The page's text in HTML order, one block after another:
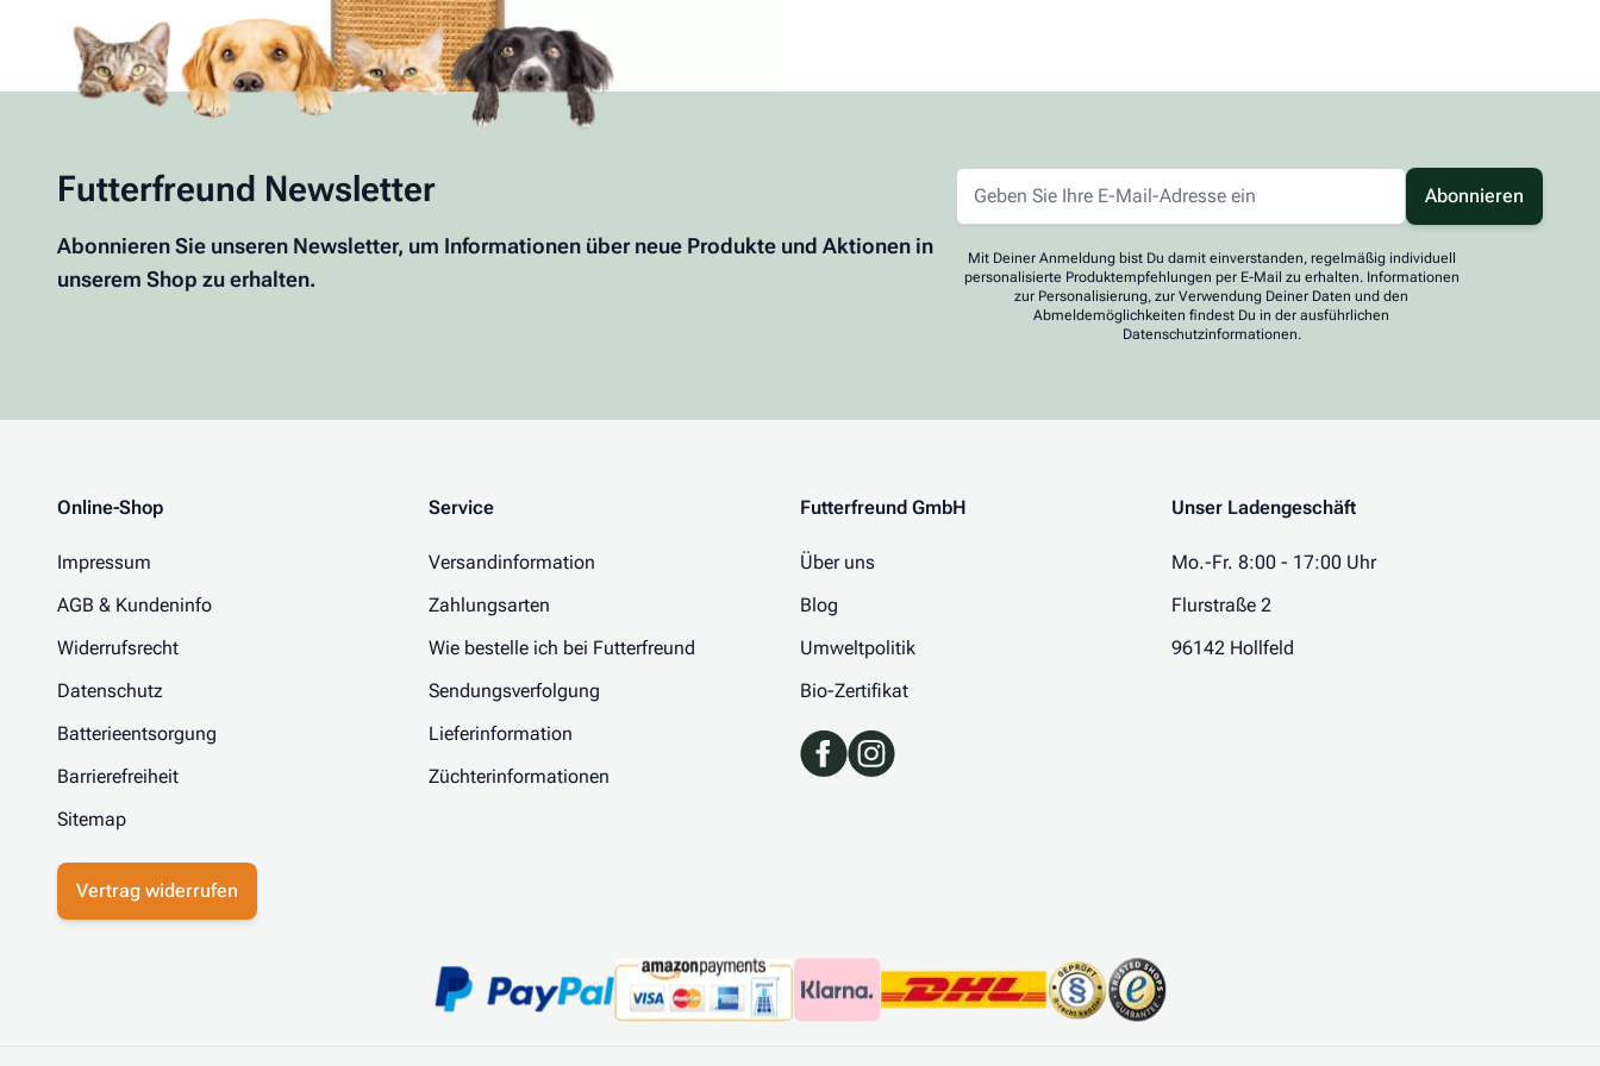
Futterfreund Newsletter
Abonnieren Sie unseren Newsletter, um Informationen über neue Produkte und Aktionen in
unserem Shop zu erhalten.
Abonnieren
Mit Deiner Anmeldung bist Du damit einverstanden, regelmäßig individuell
personalisierte Produktempfehlungen per E-Mail zu erhalten. Informationen
zur Personalisierung, zur Verwendung Deiner Daten und den
Abmeldemöglichkeiten findest Du in der ausführlichen
Datenschutzinformationen.
Online-Shop
Impressum
AGB & Kundeninfo
Widerrufsrecht
Datenschutz
Batterieentsorgung
Barrierefreiheit
Sitemap
Service
Versandinformation
Zahlungsarten
Wie bestelle ich bei Futterfreund
Sendungsverfolgung
Lieferinformation
Züchterinformationen
Futterfreund GmbH
Über uns
Blog
Umweltpolitik
Bio-Zertifikat
Unser Ladengeschäft
Mo.-Fr. 8:00 - 17:00 Uhr
Flurstraße 2
96142 Hollfeld
Vertrag widerrufen